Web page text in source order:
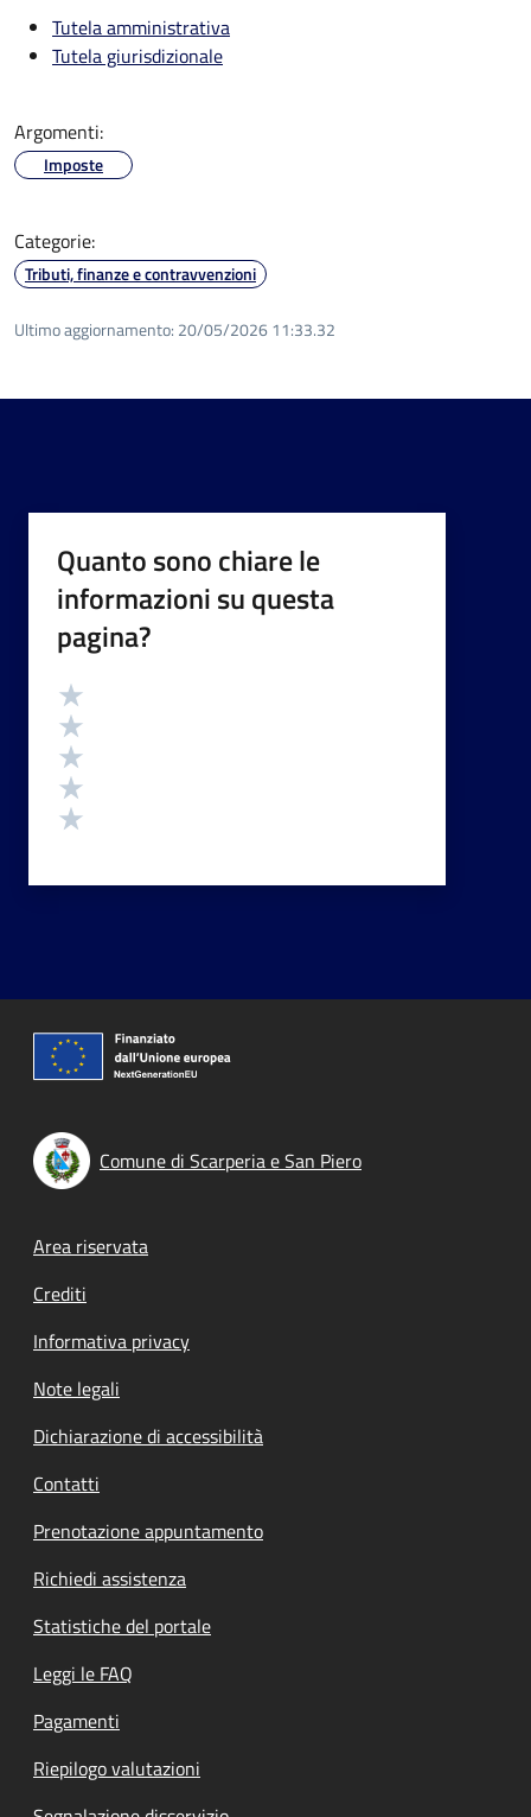
Tutela amministrativa
Tutela giurisdizionale
Argomenti:
Imposte
Categorie:
Tributi, finanze e contravvenzioni
Ultimo aggiornamento: 20/05/2026 11:33.32
Quanto sono chiare le
informazioni su questa
pagina?
Valutazione
Comune di Scarperia e San Piero
Footer menu
Area riservata
Crediti
Informativa privacy
Note legali
Dichiarazione di accessibilità
Contatti
Prenotazione appuntamento
Richiedi assistenza
Statistiche del portale
Leggi le FAQ
Pagamenti
Riepilogo valutazioni